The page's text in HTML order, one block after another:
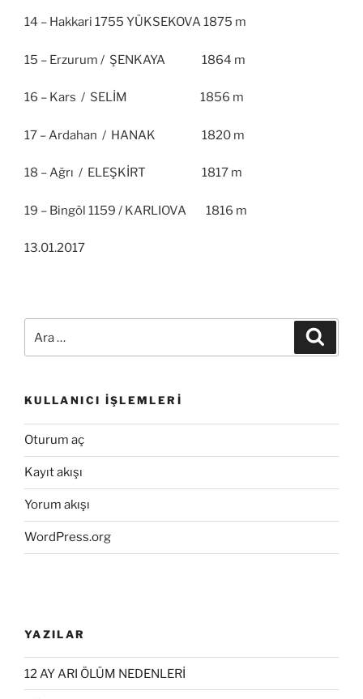
14 – Hakkari 1755 YÜKSEKOVA 1875 m
15 – Erzurum / ŞENKAYA 1864 m
16 – Kars / SELİM 1856 m
17 – Ardahan / HANAK 1820 m
18 – Ağrı / ELEŞKİRT 1817 m
19 – Bingöl 1159 / KARLIOVA 1816 m
13.01.2017
KULLANICI İŞLEMLERI
Oturum aç
Kayıt akışı
Yorum akışı
WordPress.org
YAZILAR
12 AY ARI ÖLÜM NEDENLERİ